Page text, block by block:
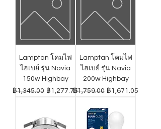
Lamptan โคมไฟ
ไฮเบย์ รุ่น Navia
150w Highbay
ราคาปกติ
฿1,345.00 ราคาขายลด
฿1,277.75
Lamptan โคมไฟ
ไฮเบย์ รุ่น Navia
200w Highbay
ราคาปกติ
฿1,759.00 ราคาขายลด
฿1,671.05